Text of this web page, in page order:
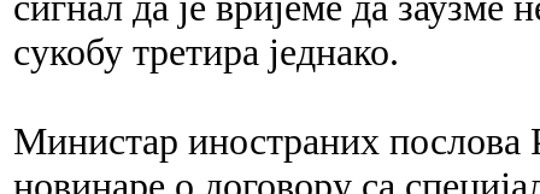
сукобу третира једнако.
Министар иностраних